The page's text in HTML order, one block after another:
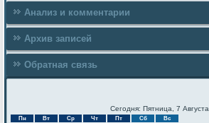
Анализ и комментарии
Архив записей
Обратная связь
Сегодня: Пятница, 7 Августа
Пн Вт Ср Чт Пт Сб Вс